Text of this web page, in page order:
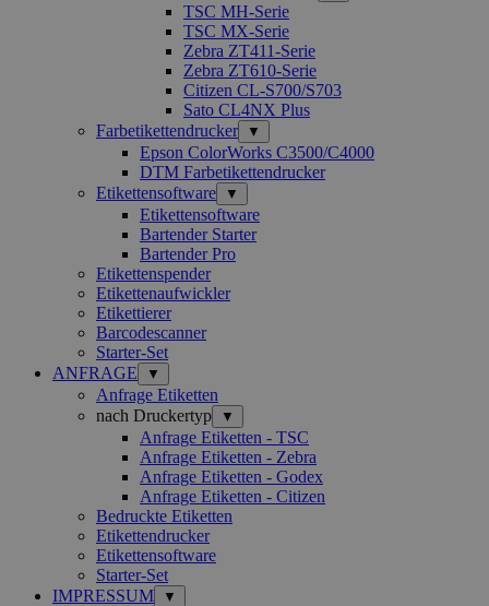
TSC MH-Serie
TSC MX-Serie
Zebra ZT411-Serie
Zebra ZT610-Serie
Citizen CL-S700/S703
Sato CL4NX Plus
Farbetikettendrucker
▼
Epson ColorWorks C3500/C4000
DTM Farbetikettendrucker
Etikettensoftware
▼
Etikettensoftware
Bartender Starter
Bartender Pro
Etikettenspender
Etikettenaufwickler
Etikettierer
Barcodescanner
Starter-Set
ANFRAGE
▼
Anfrage Etiketten
nach Druckertyp
▼
Anfrage Etiketten - TSC
Anfrage Etiketten - Zebra
Anfrage Etiketten - Godex
Anfrage Etiketten - Citizen
Bedruckte Etiketten
Etikettendrucker
Etikettensoftware
Starter-Set
IMPRESSUM
▼